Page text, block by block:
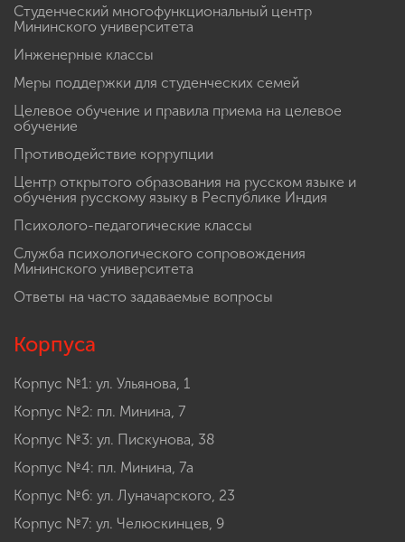
Студенческий многофункциональный центр
Мининского университета
Инженерные классы
Меры поддержки для студенческих семей
Целевое обучение и правила приема на целевое
обучение
Противодействие коррупции
Центр открытого образования на русском языке и
обучения русскому языку в Республике Индия
Психолого-педагогические классы
Служба психологического сопровождения
Мининского университета
Ответы на часто задаваемые вопросы
Корпуса
Корпус №1: ул. Ульянова, 1
Корпус №2: пл. Минина, 7
Корпус №3: ул. Пискунова, 38
Корпус №4: пл. Минина, 7а
Корпус №6: ул. Луначарского, 23
Корпус №7: ул. Челюскинцев, 9